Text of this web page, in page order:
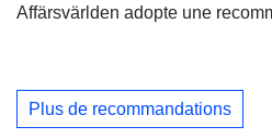
Affärsvärlden adopte une
Plus de recommandations